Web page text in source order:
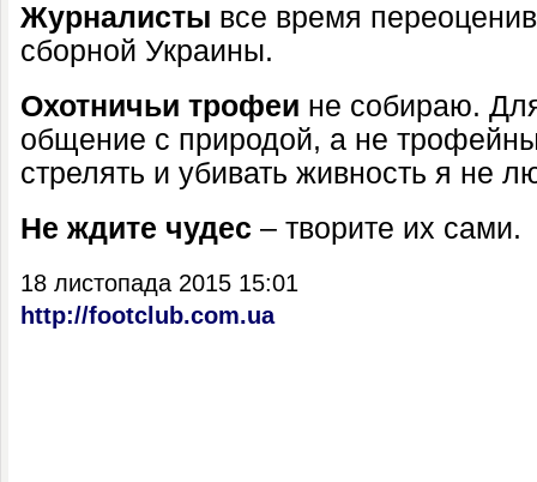
Журналисты все время
сборной Украины.
Охотничьи трофеи не собираю.
общение с природой, а не
стрелять и убивать живность я не
Не ждите чудес – творите их сами.
18 листопада 2015 15:01
http://footclub.com.ua